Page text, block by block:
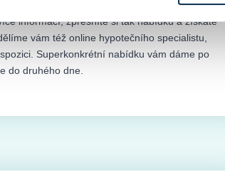
informací, zpřesníte si tak nabídku a získáte
vám též online hypotečního specialistu,
Superkonkrétní nabídku vám dáme po
do druhého dne.